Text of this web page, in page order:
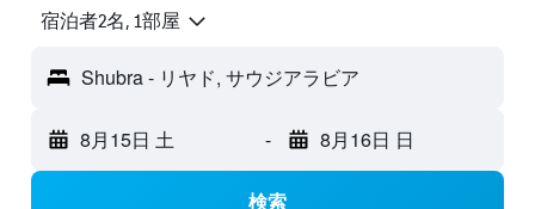
宿泊者2名, 1​部屋
Shubra - リヤド, サウジアラビア
8月15日 土 - 8月16日 日
検索